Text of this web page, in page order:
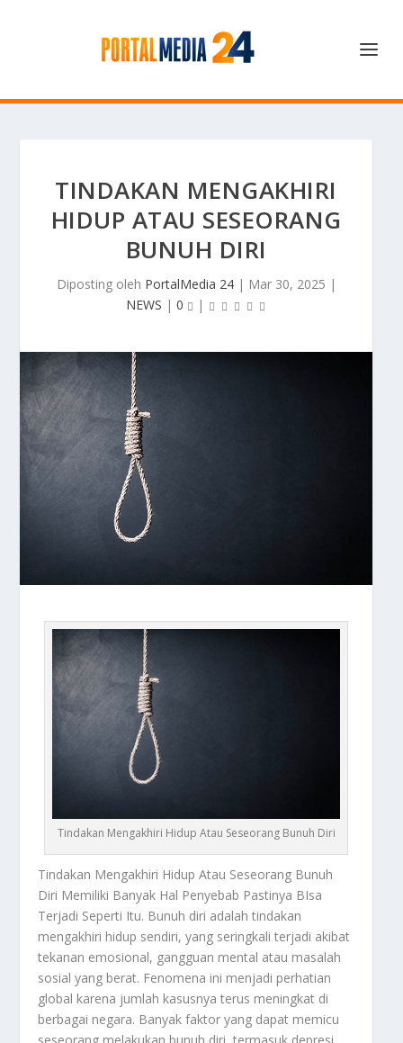
TINDAKAN MENGAKHIRI
HIDUP ATAU SESEORANG
BUNUH DIRI
Diposting oleh PortalMedia 24| Mar 30, 2025 |
NEWS | 0 |
Tindakan Mengakhiri Hidup Atau Seseorang Bunuh Diri
Tindakan Mengakhiri Hidup Atau Seseorang Bunuh
Diri Memiliki Banyak Hal Penyebab Pastinya BIsa
Terjadi Seperti Itu. Bunuh diri adalah tindakan
mengakhiri hidup sendiri, yang seringkali terjadi akibat
tekanan emosional, gangguan mental atau masalah
sosial yang berat. Fenomena ini menjadi perhatian
global karena jumlah kasusnya terus meningkat di
berbagai negara. Banyak faktor yang dapat memicu